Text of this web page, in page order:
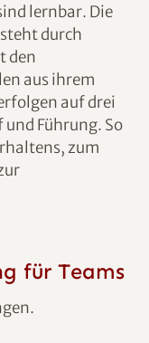
lernbar. Die
durch
den
aus ihrem
auf drei
Führung. So
zum
für Teams
n.